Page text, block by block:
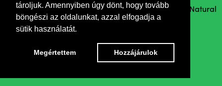
tároljuk. Amennyiben úgy dönt, hogy tovább
böngészi az oldalunkat, azzal elfogadja a
sütik használatát.
Megértettem Hozzájárulok
Zoltán Dr. Korsós, Director Genaral of Hungarian Natural
History Museum greets the guests